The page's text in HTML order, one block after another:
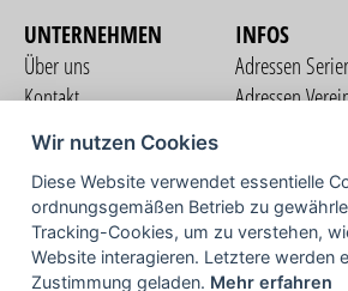
UNTERNEHMEN
Über uns
Kontakt
Nutzungsbedingungen
Datenschutzerklärung
Impressum
INFOS
Adressen
Adressen
Wir nutzen Cookies
Diese Website verwendet essentielle
ordnungsgemäßen Betrieb zu
Tracking-Cookies, um zu verstehen,
Website interagieren. Letztere werden
Zustimmung geladen. Mehr erfahren